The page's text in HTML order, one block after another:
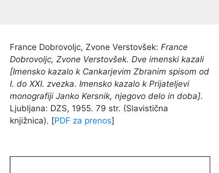
France Dobrovoljc, Zvone Verstovšek: France
Dobrovoljc, Zvone Verstovšek. Dve imenski kazali
[Imensko kazalo k Cankarjevim Zbranim spisom od
I. do XXI. zvezka. Imensko kazalo k Prijateljevi
monografiji Janko Kersnik, njegovo delo in doba].
Ljubljana: DZS, 1955. 79 str. (Slavistična
knjižnica). [PDF za prenos]